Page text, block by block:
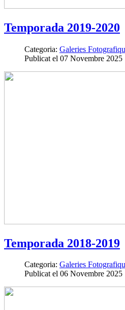
Temporada 2019-2020
Categoria: Galeries
Publicat el 07 Novembre 2025
Temporada 2018-2019
Categoria: Galeries
Publicat el 06 Novembre 2025